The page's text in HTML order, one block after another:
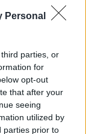
Personal
parties, or
for
opt-out
that after your
seeing
utilized by
parties prior to
gebeld